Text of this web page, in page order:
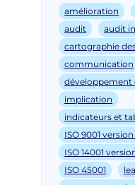
amélioration
audit
audit
cartographie
communication
développement
implication
indicateurs et
ISO 9001 version
ISO 14001
ISO 45001